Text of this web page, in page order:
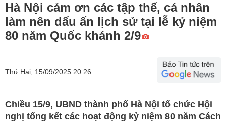
Hà Nội cảm ơn các tập thể, cá nhân
làm nên dấu ấn lịch sử tại lễ kỷ niệm
80 năm Quốc khánh 2/9
Thứ Hai, 15/09/2025 20:26
Chiều 15/9, UBND thành phố Hà Nội tổ chức Hội
nghị tổng kết các hoạt động kỷ niệm 80 năm Cách